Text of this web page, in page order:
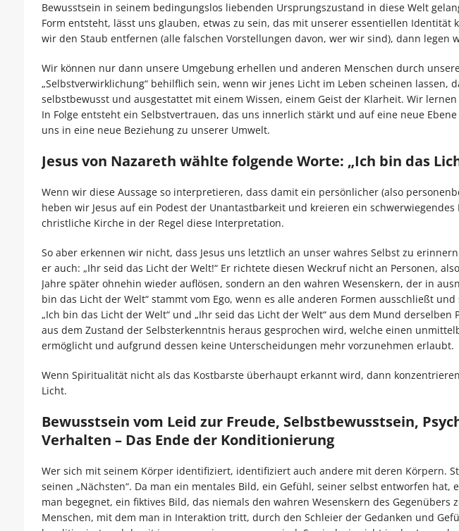
Bewusstsein in seinem bedingungslos liebenden Ursprungszustand in diese Welt
Form entsteht, lässt uns glauben, etwas zu sein, das mit unserer essentiellen Identität
wir den Staub entfernen (alle falschen Vorstellungen davon, wer wir sind), dann legen
Wir können nur dann unsere Umgebung erhellen und anderen Menschen durch
„Selbstverwirklichung“ behilflich sein, wenn wir jenes Licht im Leben scheinen lassen,
selbstbewusst und ausgestattet mit einem Wissen, einem Geist der Klarheit. Wir
In Folge entsteht ein Selbstvertrauen, das uns innerlich stärkt und auf eine neue
uns in eine neue Beziehung zu unserer Umwelt.
Jesus von Nazareth wählte folgende Worte: „Ich bin das
Wenn wir diese Aussage so interpretieren, dass damit ein persönlicher (also
heben wir Jesus auf ein Podest der Unantastbarkeit und kreieren ein
christliche Kirche in der Regel diese Interpretation.
So aber erkennen wir nicht, dass Jesus uns letztlich an unser wahres Selbst zu
er auch: „Ihr seid das Licht der Welt!“ Er richtete diesen Weckruf nicht an Personen,
Jahre später ohnehin wieder auflösen, sondern an den wahren Wesenskern, der in
bin das Licht der Welt“ stammt vom Ego, wenn es alle anderen Formen ausschließt
„Ich bin das Licht der Welt“ und „Ihr seid das Licht der Welt“ aus dem Mund
aus dem Zustand der Selbsterkenntnis heraus gesprochen wird, welche einen
ermöglicht und aufgrund dessen keine Unterscheidungen mehr vorzunehmen erlaubt.
Wenn Spiritualität nicht als das Kostbarste überhaupt erkannt wird, dann
Licht.
Bewusstsein vom Leid zur Freude, Selbstbewusstsein,
Verhalten – Das Ende der Konditionierung
Wer sich mit seinem Körper identifiziert, identifiziert auch andere mit deren Körpern.
seinen „Nächsten“. Da man ein mentales Bild, ein Gefühl, seiner selbst entworfen
man begegnet, ein fiktives Bild, das niemals den wahren Wesenskern des Gegenübers
Menschen, mit dem man in Interaktion tritt, durch den Schleier der Gedanken und